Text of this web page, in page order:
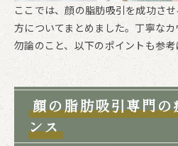
ここでは、顔の脂肪吸引を成功さ
方についてまとめました。丁寧な
勿論のこと、以下のポイントも参
顔の脂肪吸引専門
ンス